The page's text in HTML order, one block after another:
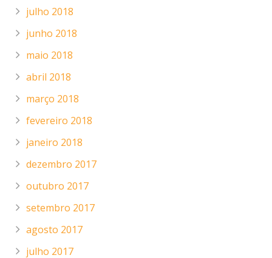
julho 2018
junho 2018
maio 2018
abril 2018
março 2018
fevereiro 2018
janeiro 2018
dezembro 2017
outubro 2017
setembro 2017
agosto 2017
julho 2017